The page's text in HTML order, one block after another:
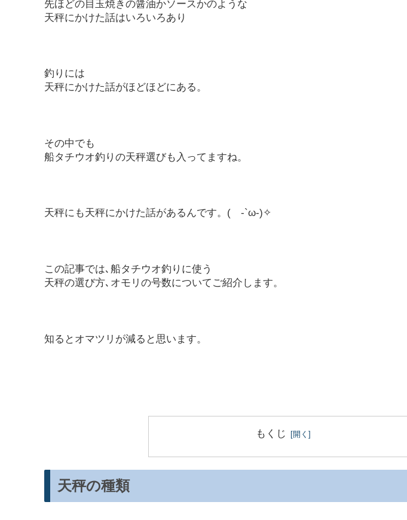
先ほどの目玉焼きの醤油かソースかのような
天秤にかけた話はいろいろあり
釣りには
天秤にかけた話がほどほどにある。
その中でも
船タチウオ釣りの天秤選びも入ってますね。
天秤にも天秤にかけた話があるんです。( -`ω-)✧
この記事では､船タチウオ釣りに使う
天秤の選び方､オモリの号数についてご紹介します。
知るとオマツリが減ると思います。
もくじ
天秤の種類